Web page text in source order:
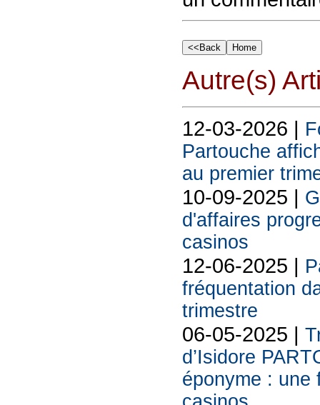
Autre(s)
12-03-2026 |
Partouche
au premier
10-09-2025 |
d'affaires
casinos
12-06-2025 |
fréquentation
trimestre
06-05-2025 |
d’Isidore
éponyme : une